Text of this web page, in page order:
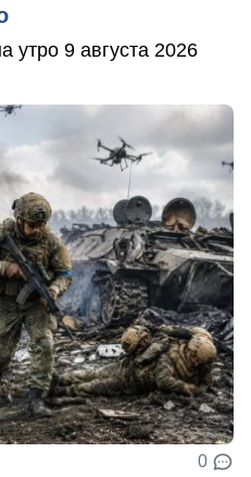
утро 9 августа 2026
0